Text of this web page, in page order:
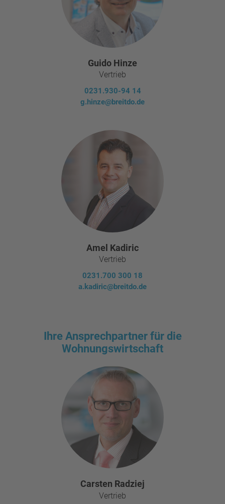
Guido Hinze
Vertrieb
0231.930-94 14
g.hinze@breitdo.de
Amel Kadiric
Vertrieb
0231.700 300 18
a.kadiric@breitdo.de
Ihre Ansprechpartner für die
Wohnungswirtschaft
Carsten Radziej
Vertrieb